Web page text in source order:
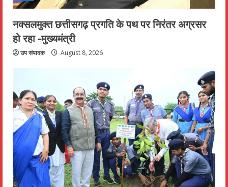
नक्सलमुक्त छत्तीसगढ़ प्रगति के पथ पर निरंतर अग्रसर
हो रहा -मुख्यमंत्री
उप संपादक August 8, 2026